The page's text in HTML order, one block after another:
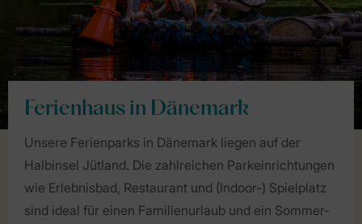
Ferienhaus in Dänemark
Unsere Ferienparks in Dänemark liegen auf der
Halbinsel Jütland. Die zahlreichen Parkeinrichtungen
wie Erlebnisbad, Restaurant und (Indoor-) Spielplatz
sind ideal für einen Familienurlaub und ein Sommer-